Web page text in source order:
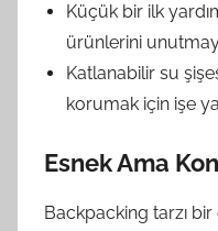
Küçük bir ilk
ürünlerini
Katlanabilir su
korumak için işe
Esnek Ama
Backpacking tarzı